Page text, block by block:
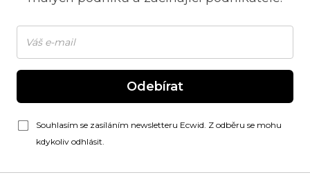
Odebírat
Souhlasím se zasíláním newsletteru Ecwid. Z odběru se mohu
kdykoliv odhlásit.